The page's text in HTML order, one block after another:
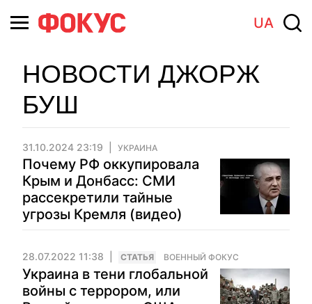
UA
НОВОСТИ ДЖОРЖ
БУШ
31.10.2024 23:19 УКРАИНА
Почему РФ оккупировала
Крым и Донбасс: СМИ
рассекретили тайные
угрозы Кремля (видео)
28.07.2022 11:38 CТАТЬЯ ВОЕННЫЙ ФОКУС
Украина в тени глобальной
войны с террором, или